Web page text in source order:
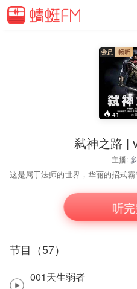
41
弑神之路 |
主播:
听
节目（57）
001天生弱者